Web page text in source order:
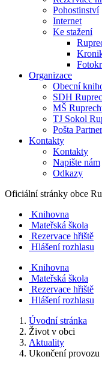
Pohostinství
Internet
Ke stažení
Organizace
Obecní
SDH
MŠ
TJ Sokol
Pošta
Kontakty
Kontakty
Napište nám
Odkazy
Oficiální stránky obce
Knihovna
Mateřská škola
Rezervace hřiště
Hlášení rozhlasu
Knihovna
Mateřská škola
Rezervace hřiště
Hlášení rozhlasu
Úvodní stránka
Život v obci
Aktuality
Ukončení provozu